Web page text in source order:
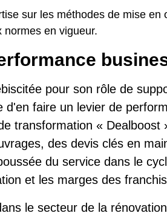
sur les méthodes de mise
normes en vigueur.
pour son rôle de
d'en faire un levier de
transformation « Dealboost
des devis clés en
du service dans le
et les marges des
le secteur de la